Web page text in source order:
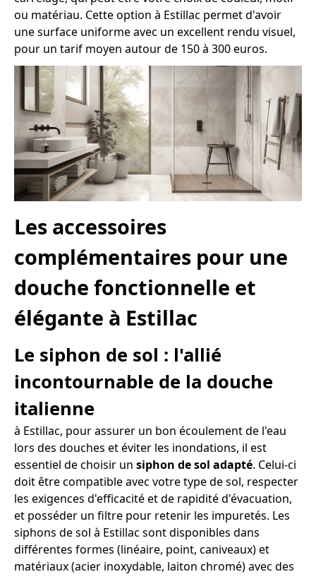
ou matériau. Cette option à Estillac permet d'avoir
une surface uniforme avec un excellent rendu visuel,
pour un tarif moyen autour de 150 à 300 euros.
Les accessoires
complémentaires pour une
douche fonctionnelle et
élégante à Estillac
Le siphon de sol : l'allié
incontournable de la douche
italienne
à Estillac, pour assurer un bon écoulement de l'eau
lors des douches et éviter les inondations, il est
essentiel de choisir un siphon de sol adapté. Celui-ci
doit être compatible avec votre type de sol, respecter
les exigences d'efficacité et de rapidité d'évacuation,
et posséder un filtre pour retenir les impuretés. Les
siphons de sol à Estillac sont disponibles dans
différentes formes (linéaire, point, caniveaux) et
matériaux (acier inoxydable, laiton chromé) avec des